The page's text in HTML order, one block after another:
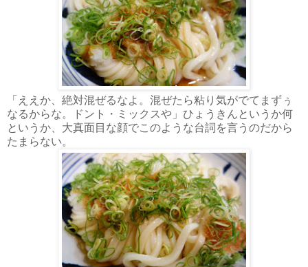
「ええか、絶対混ぜるなよ。混ぜたら粘り気がでてまずぅ
なるからな。ドント・ミックスや」ひょうきんというか何
というか、大真面目な顔でこのような台詞を言うのだから
たまらない。